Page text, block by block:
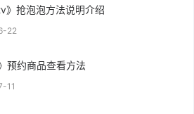
》抢泡泡方法说明介绍
22
预约商品查看方法
11